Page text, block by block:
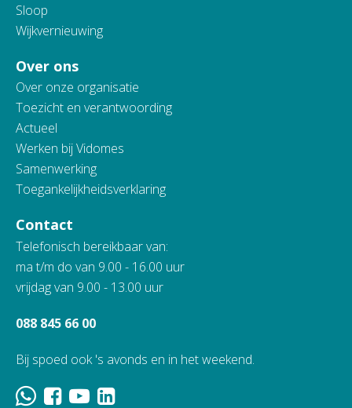
Sloop
Wijkvernieuwing
Over ons
Over onze organisatie
Toezicht en verantwoording
Actueel
Werken bij Vidomes
Samenwerking
Toegankelijkheidsverklaring
Contact
Telefonisch bereikbaar van:
ma t/m do van 9.00 - 16.00 uur
vrijdag van 9.00 - 13.00 uur
088 845 66 00
Bij spoed ook 's avonds en in het weekend.